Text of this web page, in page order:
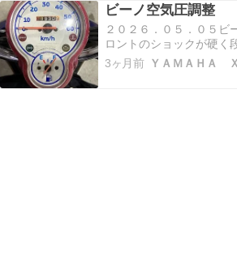
バイスで挟んで回すこと
後ろの左…
ビーノ空気圧調整
２０２６．０５．０５ビ
ロントのショックが硬く
が有り、フロントのみタ
まで抜いていた。５ヶ月
3ヶ月前 ＹＡＭＡＨＡ